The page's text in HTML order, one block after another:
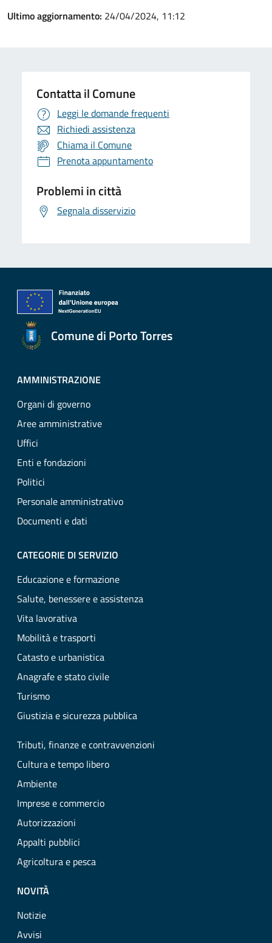
Ultimo aggiornamento: 24/04/2024, 11:12
Contatta il Comune
Leggi le domande frequenti
Richiedi assistenza
Chiama il Comune
Prenota appuntamento
Problemi in città
Segnala disservizio
Comune di Porto Torres
AMMINISTRAZIONE
Organi di governo
Aree amministrative
Uffici
Enti e fondazioni
Politici
Personale amministrativo
Documenti e dati
CATEGORIE DI SERVIZIO
Educazione e formazione
Salute, benessere e assistenza
Vita lavorativa
Mobilità e trasporti
Catasto e urbanistica
Anagrafe e stato civile
Turismo
Giustizia e sicurezza pubblica
Tributi, finanze e contravvenzioni
Cultura e tempo libero
Ambiente
Imprese e commercio
Autorizzazioni
Appalti pubblici
Agricoltura e pesca
NOVITÀ
Notizie
Avvisi